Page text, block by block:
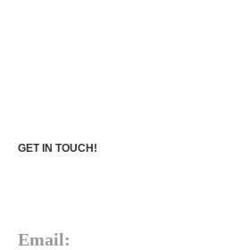
GET IN TOUCH!
Email: